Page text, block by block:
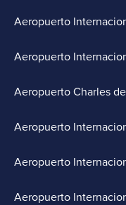
Aeropuerto
Aeropuerto
Aeropuerto Charles
Aeropuerto
Aeropuerto
Aeropuerto